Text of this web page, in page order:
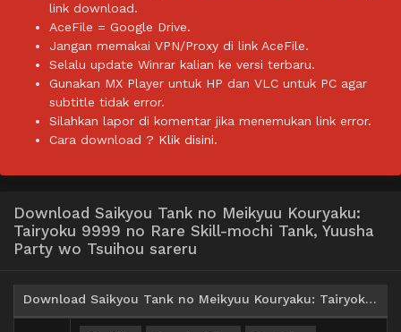
link download.
AceFile = Google Drive.
Jangan memakai VPN/Proxy di link AceFile.
Selalu update Winrar kalian ke versi terbaru.
Gunakan MX Player untuk HP dan VLC untuk PC agar
subtitle tidak error.
Silahkan lapor di komentar jika menemukan link error.
Cara download ? Klik disini.
Download Saikyou Tank no Meikyuu Kouryaku:
Tairyoku 9999 no Rare Skill-mochi Tank, Yuusha
Party wo Tsuihou sareru
Download Saikyou Tank no Meikyuu Kouryaku: Tairyoku 9999 no Rare Skill-mochi Tank Yuusha Party wo Tsuihou sareru Batch Subtitle Indonesia